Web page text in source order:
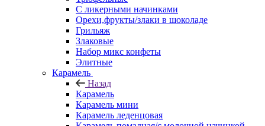
С ликерными начинками
Орехи,фрукты/злаки в шоколаде
Грильяж
Злаковые
Набор микс конфеты
Элитные
Карамель
Назад
Карамель
Карамель мини
Карамель леденцовая